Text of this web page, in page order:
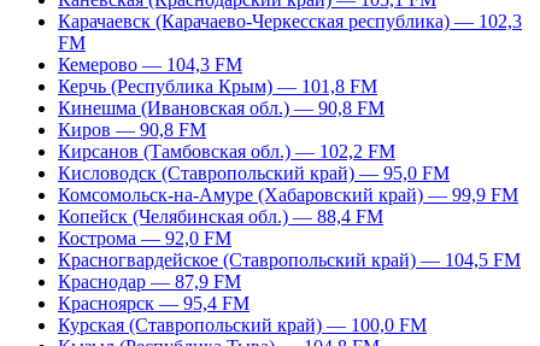
Карачаевск (Карачаево-Черкесская республика) — 102,3
FM
Кемерово — 104,3 FM
Керчь (Республика Крым) — 101,8 FM
Кинешма (Ивановская обл.) — 90,8 FM
Киров — 90,8 FM
Кирсанов (Тамбовская обл.) — 102,2 FM
Кисловодск (Ставропольский край) — 95,0 FM
Комсомольск-на-Амуре (Хабаровский край) — 99,9 FM
Копейск (Челябинская обл.) — 88,4 FM
Кострома — 92,0 FM
Красногвардейское (Ставропольский край) — 104,5 FM
Краснодар — 87,9 FM
Красноярск — 95,4 FM
Курская (Ставропольский край) — 100,0 FM